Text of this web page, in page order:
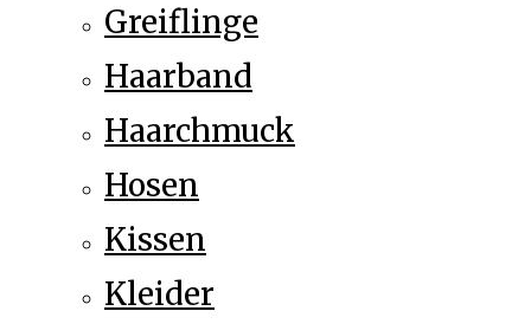
Greiflinge
Haarband
Haarchmuck
Hosen
Kissen
Kleider